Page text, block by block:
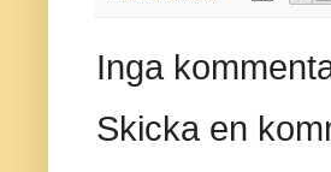
Inga
Skicka en